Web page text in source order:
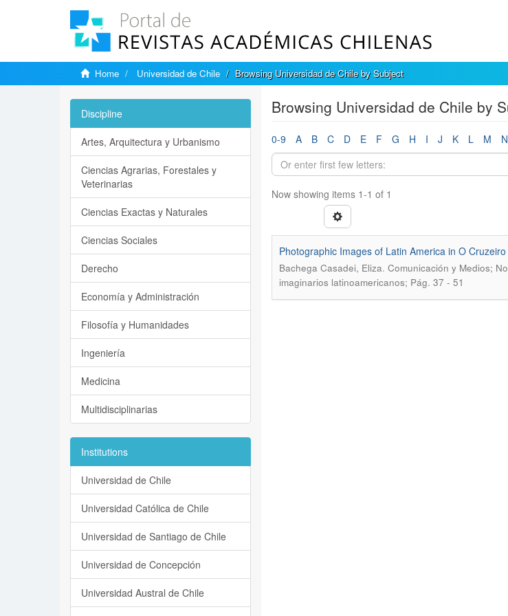
Home Universidad de Chile Browsing Universidad de Chile by Subject
Browsing Universidad de Chile by
0-9 A B C D E F G H I J K L M N
Now showing items 1-1 of 1
Photographic Images of Latin America in O
Bachega Casadei, Eliza. Comunicación y Medios;
imaginarios latinoamericanos; Pág. 37 - 51
Discipline
Artes, Arquitectura y Urbanismo
Ciencias Agrarias, Forestales y
Veterinarias
Ciencias Exactas y Naturales
Ciencias Sociales
Derecho
Economía y Administración
Filosofía y Humanidades
Ingeniería
Medicina
Multidisciplinarias
Institutions
Universidad de Chile
Universidad Católica de Chile
Universidad de Santiago de Chile
Universidad de Concepción
Universidad Austral de Chile